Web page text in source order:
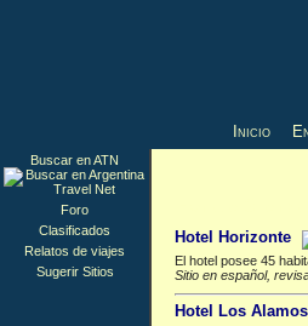
Inicio
Hotel Horizonte
El hotel posee 45
Sitio en español,
Hotel Los Alamos
Buscar en ATN
Foro
Clasificados
Relatos de viajes
Sugerir Sitios